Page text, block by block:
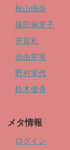
秋山由奈
篠田麻里子
芳賀礼
迫由芽実
野村実代
鈴木優香
メタ情報
ログイン